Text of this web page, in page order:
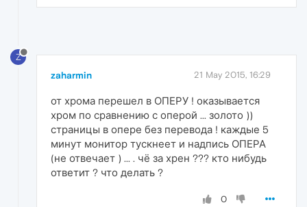
Z
zaharmin 21 May 2015, 16:29
от хрома перешел в ОПЕРУ ! оказывается
хром по сравнению с оперой ... золото ))
страницы в опере без перевода ! каждые 5
минут монитор тускнеет и надпись ОПЕРА
(не отвечает ) ... . чё за хрен ??? кто нибудь
ответит ? что делать ?
0